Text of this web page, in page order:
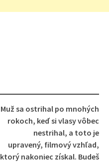
Muž sa ostrihal po mnohých
rokoch, keď si vlasy vôbec
nestrihal, a toto je
upravený, filmový vzhľad,
ktorý nakoniec získal. Budeš